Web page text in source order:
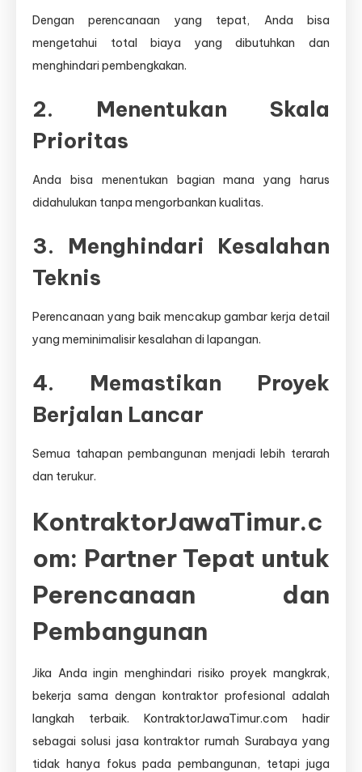
Dengan perencanaan yang tepat, Anda bisa
mengetahui total biaya yang dibutuhkan dan
menghindari pembengkakan.
2. Menentukan Skala
Prioritas
Anda bisa menentukan bagian mana yang harus
didahulukan tanpa mengorbankan kualitas.
3. Menghindari Kesalahan
Teknis
Perencanaan yang baik mencakup gambar kerja detail
yang meminimalisir kesalahan di lapangan.
4. Memastikan Proyek
Berjalan Lancar
Semua tahapan pembangunan menjadi lebih terarah
dan terukur.
KontraktorJawaTimur.c
om: Partner Tepat untuk
Perencanaan dan
Pembangunan
Jika Anda ingin menghindari risiko proyek mangkrak,
bekerja sama dengan kontraktor profesional adalah
langkah terbaik. KontraktorJawaTimur.com hadir
sebagai solusi jasa kontraktor rumah Surabaya yang
tidak hanya fokus pada pembangunan, tetapi juga